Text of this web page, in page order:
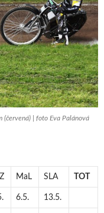
(červená) | foto Eva Palánová
MaL SLA TOT
6.5. 13.5.